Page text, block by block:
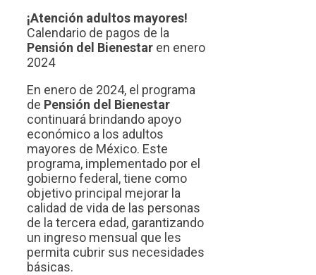
¡Atención adultos mayores!
Calendario de pagos de la
Pensión del Bienestar en enero
2024
En enero de 2024, el programa
de Pensión del Bienestar
continuará brindando apoyo
económico a los adultos
mayores de México. Este
programa, implementado por el
gobierno federal, tiene como
objetivo principal mejorar la
calidad de vida de las personas
de la tercera edad, garantizando
un ingreso mensual que les
permita cubrir sus necesidades
básicas.